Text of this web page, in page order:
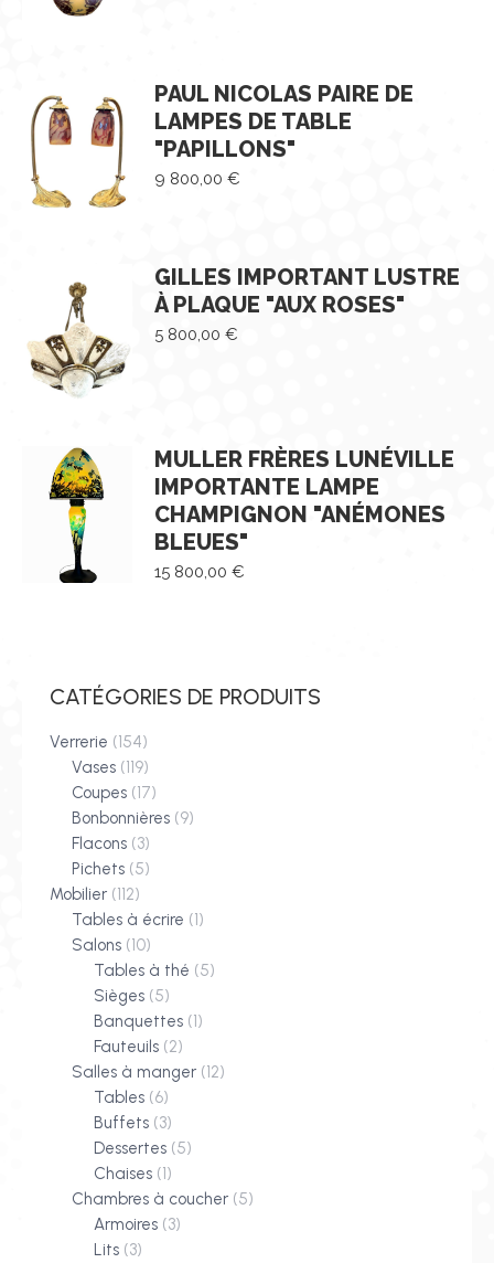
PAUL NICOLAS PAIRE DE
LAMPES DE TABLE
"PAPILLONS"
9 800,00 €
GILLES IMPORTANT LUSTRE
À PLAQUE "AUX ROSES"
5 800,00 €
MULLER FRÈRES LUNÉVILLE
IMPORTANTE LAMPE
CHAMPIGNON "ANÉMONES
BLEUES"
15 800,00 €
CATÉGORIES DE PRODUITS
Verrerie (154)
Vases (119)
Coupes (17)
Bonbonnières (9)
Flacons (3)
Pichets (5)
Mobilier (112)
Tables à écrire (1)
Salons (10)
Tables à thé (5)
Sièges (5)
Banquettes (1)
Fauteuils (2)
Salles à manger (12)
Tables (6)
Buffets (3)
Dessertes (5)
Chaises (1)
Chambres à coucher (5)
Armoires (3)
Lits (3)